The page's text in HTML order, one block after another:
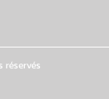
réservés